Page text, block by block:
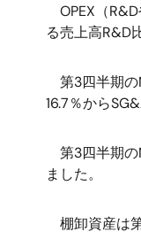
OPEX（
る売上高R&D
第3四半期の
16.7％から
第3四半期の
ました。
棚卸資産は